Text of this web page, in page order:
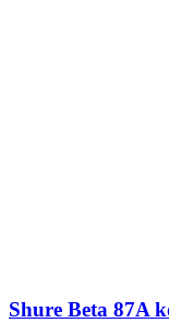
Shure Beta 87A